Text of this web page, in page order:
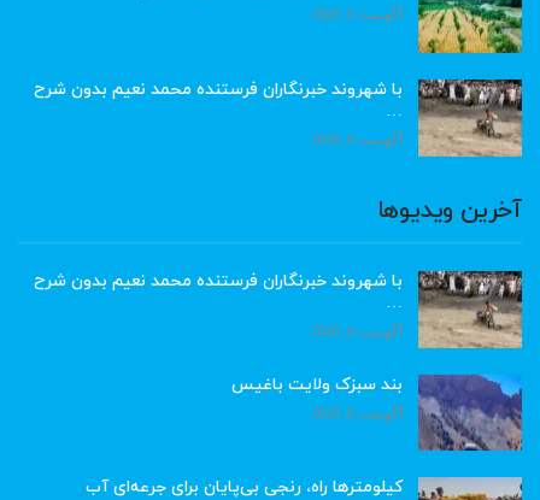
آگوست 8, 2026
با شهروند خبرنگاران فرستنده محمد نعیم بدون شرح
…
آگوست 8, 2026
آخرین ویدیوها
با شهروند خبرنگاران فرستنده محمد نعیم بدون شرح
…
آگوست 8, 2026
بند سبزک ولایت باغیس
آگوست 8, 2026
کیلومترها راه، رنجی بی‌پایان برای جرعه‌ای آب